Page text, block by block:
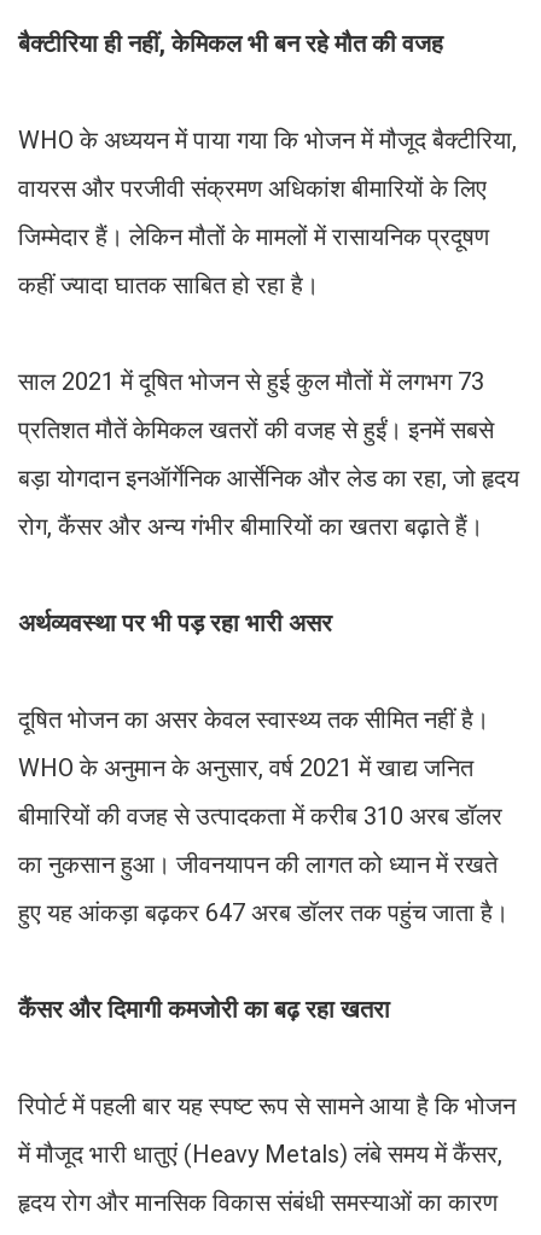
बैक्टीरिया ही नहीं, केमिकल भी बन रहे मौत की वजह
WHO के अध्ययन में पाया गया कि भोजन में मौजूद बैक्टीरिया,
वायरस और परजीवी संक्रमण अधिकांश बीमारियों के लिए
जिम्मेदार हैं। लेकिन मौतों के मामलों में रासायनिक प्रदूषण
कहीं ज्यादा घातक साबित हो रहा है।
साल 2021 में दूषित भोजन से हुई कुल मौतों में लगभग 73
प्रतिशत मौतें केमिकल खतरों की वजह से हुईं। इनमें सबसे
बड़ा योगदान इनऑर्गेनिक आर्सेनिक और लेड का रहा, जो हृदय
रोग, कैंसर और अन्य गंभीर बीमारियों का खतरा बढ़ाते हैं।
अर्थव्यवस्था पर भी पड़ रहा भारी असर
दूषित भोजन का असर केवल स्वास्थ्य तक सीमित नहीं है।
WHO के अनुमान के अनुसार, वर्ष 2021 में खाद्य जनित
बीमारियों की वजह से उत्पादकता में करीब 310 अरब डॉलर
का नुकसान हुआ। जीवनयापन की लागत को ध्यान में रखते
हुए यह आंकड़ा बढ़कर 647 अरब डॉलर तक पहुंच जाता है।
कैंसर और दिमागी कमजोरी का बढ़ रहा खतरा
रिपोर्ट में पहली बार यह स्पष्ट रूप से सामने आया है कि भोजन
में मौजूद भारी धातुएं (Heavy Metals) लंबे समय में कैंसर,
हृदय रोग और मानसिक विकास संबंधी समस्याओं का कारण